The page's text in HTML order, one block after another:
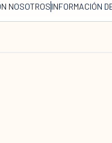
NOSOTROSINFORMACIÓN